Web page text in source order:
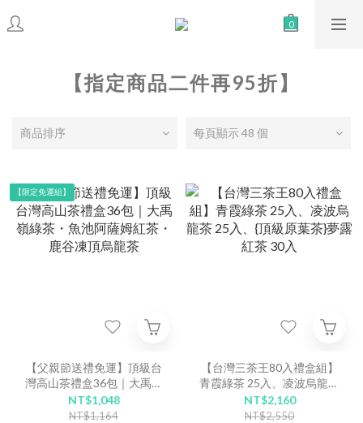
【指定商品二件再95折】
商品排序 每頁顯示 48 個
【限定免運組】
【父親節送禮免運】頂級台
灣高山茶禮盒36包｜大禹嶺
綠茶・魚池阿薩姆紅茶・鹿
谷凍頂烏龍茶
NT$1,048
NT$1,164
【台灣三茶王80入禮盒組】
青霞綠茶 25入、凌波烏龍茶
25入、{頂級原葉茶}夢露紅
茶 30入
NT$2,160
NT$2,550